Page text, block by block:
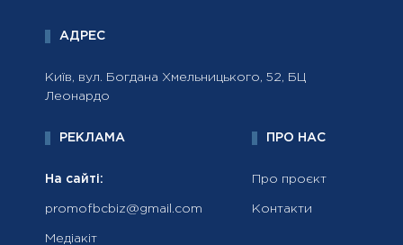
АДРЕС
Київ, вул. Богдана Хмельницького, 52, БЦ
Леонардо
РЕКЛАМА
На сайті:
promofbcbiz@gmail.com
Медіакіт
ПРО НАС
Про проєкт
Контакти